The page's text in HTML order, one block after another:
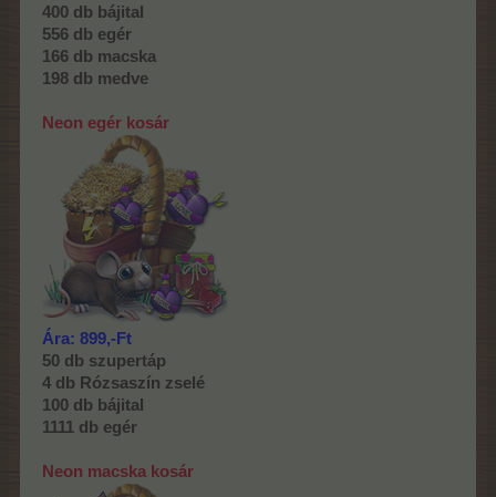
400 db bájital
556 db egér
166 db macska
198 db medve
Neon egér kosár
Ára: 899,-Ft
50 db szupertáp
4 db Rózsaszín zselé
100 db bájital
1111 db egér
Neon macska kosár